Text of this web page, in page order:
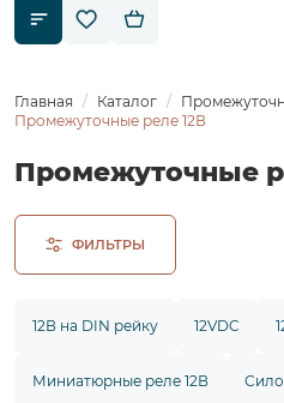
Главная Каталог
Промежуточные реле 12В
Промежуточные
ФИЛЬТРЫ
12В на DIN рейку 12VDC
Миниатюрные реле 12В